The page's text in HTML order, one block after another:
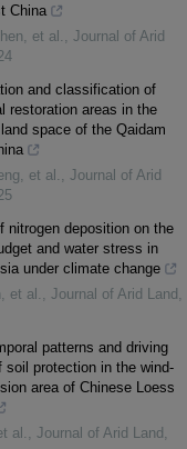
China
et al. , Journal of Arid
and classification of
restoration areas in the
space of the Qaidam
et al. , Journal of Arid
nitrogen deposition on the
and water stress in
under climate change
et al., Journal of Arid Land ,
patterns and driving
soil protection in the wind-
area of Chinese Loess
al., Journal of Arid Land ,